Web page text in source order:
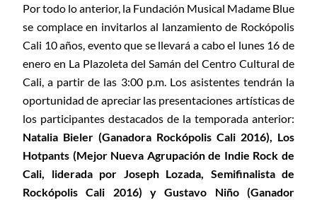
Por todo lo anterior, la Fundación Musical Madame Blue
se complace en invitarlos al lanzamiento de Rockópolis
Cali 10 años, evento que se llevará a cabo el lunes 16 de
enero en La Plazoleta del Samán del Centro Cultural de
Cali, a partir de las 3:00 p.m. Los asistentes tendrán la
oportunidad de apreciar las presentaciones artísticas de
los participantes destacados de la temporada anterior:
Natalia Bieler (Ganadora Rockópolis Cali 2016), Los
Hotpants (Mejor Nueva Agrupación de Indie Rock de
Cali, liderada por Joseph Lozada, Semifinalista de
Rockópolis Cali 2016) y Gustavo Niño (Ganador